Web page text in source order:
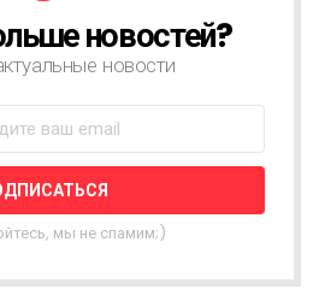
новостей?
новости
мы не спамим;)